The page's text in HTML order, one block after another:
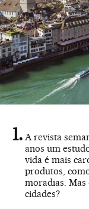
A revista
anos um
vida é mais
produtos,
moradias. Mas
cidades?